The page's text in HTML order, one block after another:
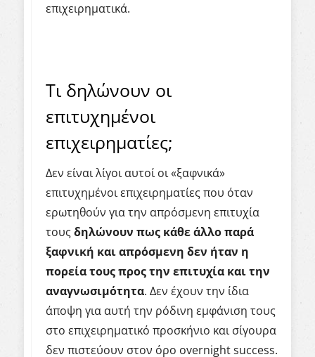
επιχειρηματικά.
Τι δηλώνουν οι
επιτυχημένοι
επιχειρηματίες;
Δεν είναι λίγοι αυτοί οι «ξαφνικά»
επιτυχημένοι επιχειρηματίες που όταν
ερωτηθούν για την απρόσμενη επιτυχία
τουςδηλώνουν πως κάθε άλλο παρά
ξαφνική και απρόσμενη δεν ήταν η
πορεία τους προς την επιτυχία και την
αναγνωσιμότητα. Δεν έχουν την ίδια
άποψη για αυτή την ρόδινη εμφάνιση τους
στο επιχειρηματικό προσκήνιο και σίγουρα
δεν πιστεύουν στον όρο overnight success.